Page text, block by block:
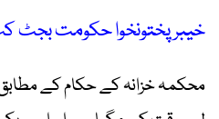
خیبر پختونخوا حکومت
محکمہ خزانہ کے حکام کے